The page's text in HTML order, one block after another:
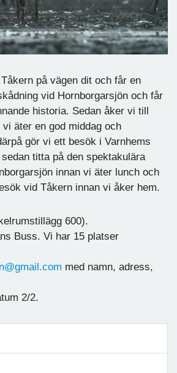
på vägen dit och får en
vid Hornborgarsjön och får
historia. Sedan åker vi till
äter en god middag och
gör vi ett besök i Varnhems
titta på den spektakulära
innan vi äter lunch och
vid Tåkern innan vi åker hem.
600).
Buss. Vi har 15 platser
med namn, adress,
2/2.